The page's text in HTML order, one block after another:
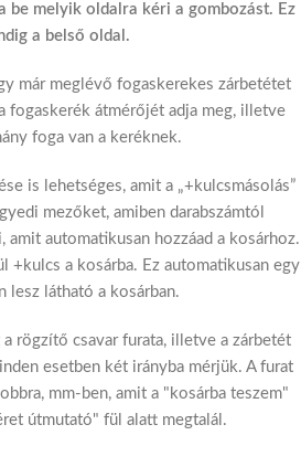
be melyik oldalra kéri a gombozást. Ez
a belső oldal.
már meglévő fogaskerekes zárbetétet
fogaskerék átmérőjét adja meg, illetve
foga van a keréknek.
is lehetséges, amit a „+kulcsmásolás”
mezőket, amiben darabszámtól
amit automatikusan hozzáad a kosárhoz.
+kulcs a kosárba. Ez automatikusan egy
lesz látható a kosárban.
rögzítő csavar furata, illetve a zárbetét
esetben két irányba mérjük. A furat
mm-ben, amit a "kosárba teszem"
útmutató" fül alatt megtalál.